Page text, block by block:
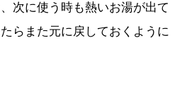
次に使う時も熱いお湯が出て
らまた元に戻しておくように